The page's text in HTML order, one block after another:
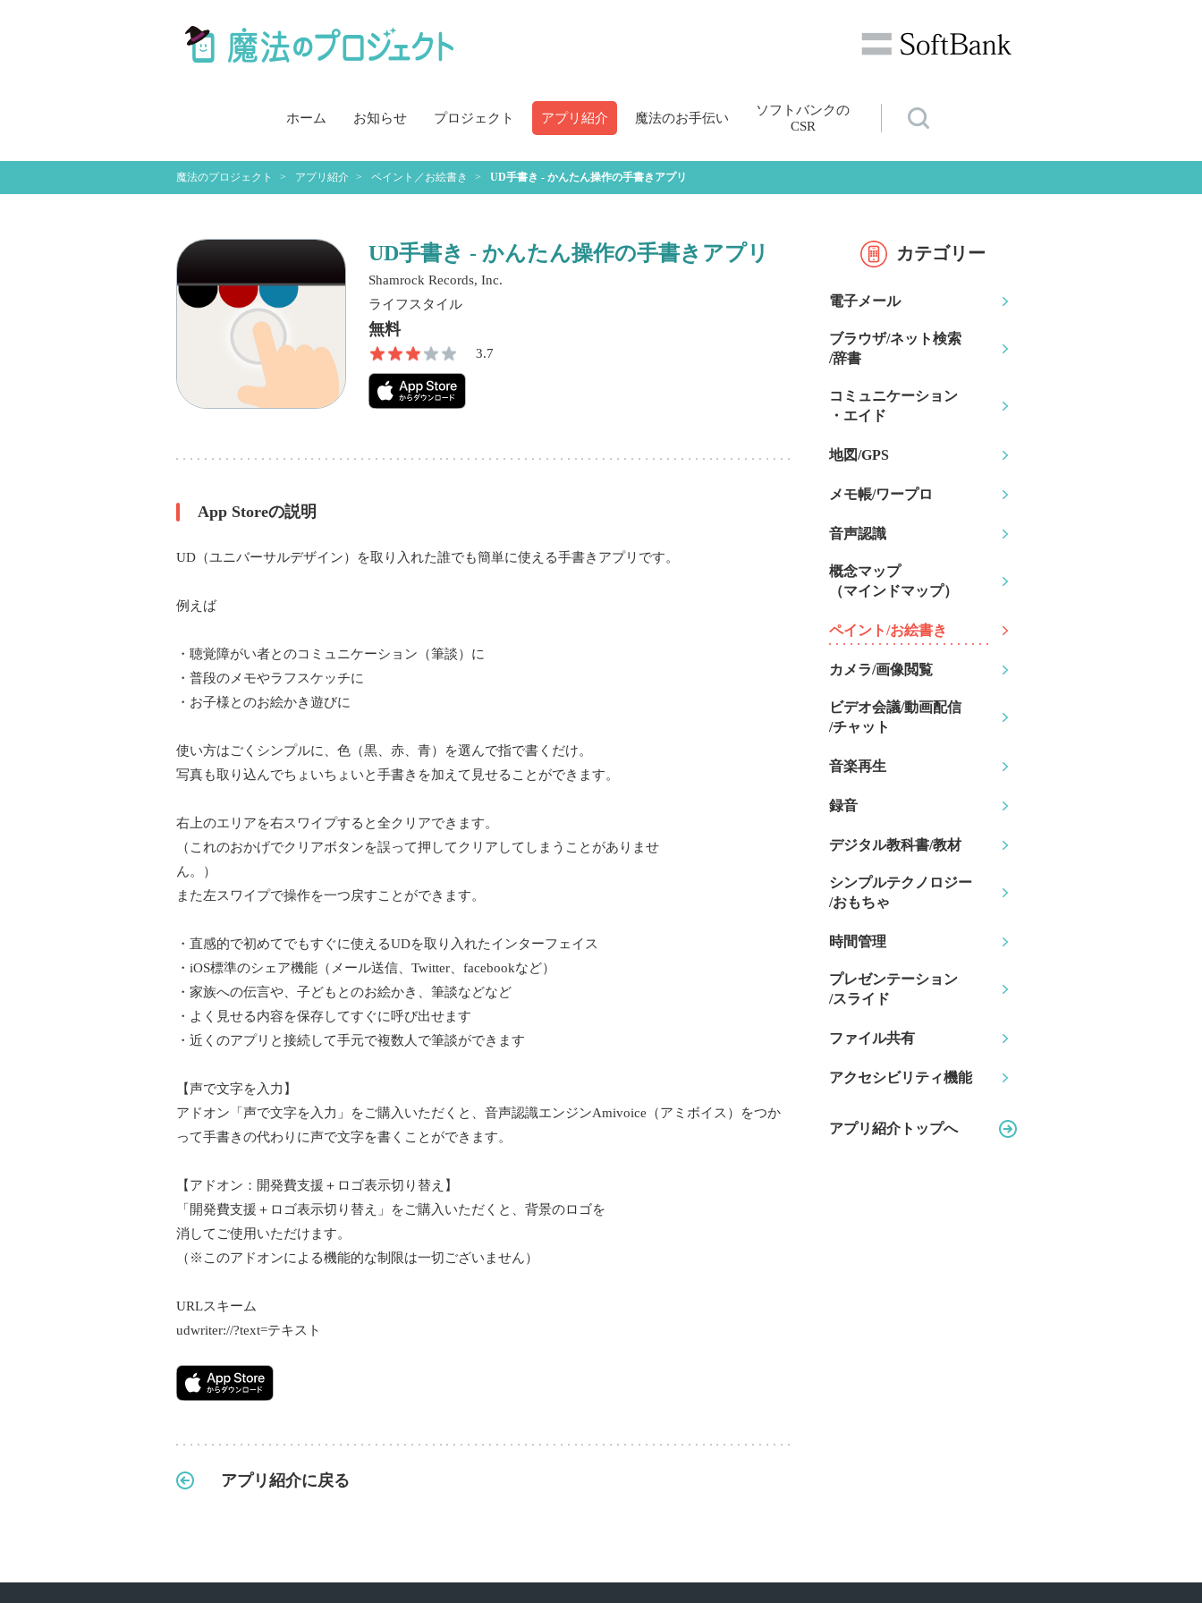
ホーム お知らせ プロジェクト アプリ紹介 魔法のお手伝い
ソフトバンクの
CSR
魔法のプロジェクト アプリ紹介 ペイント／お絵書き UD手書き - かんたん操作の手書きアプリ
UD手書き - かんたん操作の手書きアプリ
Shamrock Records, Inc.
ライフスタイル
無料
3.7
App Storeの説明
UD（ユニバーサルデザイン）を取り入れた誰でも簡単に使える手書きアプリです。
例えば
・聴覚障がい者とのコミュニケーション（筆談）に
・普段のメモやラフスケッチに
・お子様とのお絵かき遊びに
使い方はごくシンプルに、色（黒、赤、青）を選んで指で書くだけ。
写真も取り込んでちょいちょいと手書きを加えて見せることができます。
右上のエリアを右スワイプすると全クリアできます。
（これのおかげでクリアボタンを誤って押してクリアしてしまうことがありませ
ん。）
また左スワイプで操作を一つ戻すことができます。
・直感的で初めてでもすぐに使えるUDを取り入れたインターフェイス
・iOS標準のシェア機能（メール送信、Twitter、facebookなど）
・家族への伝言や、子どもとのお絵かき、筆談などなど
・よく見せる内容を保存してすぐに呼び出せます
・近くのアプリと接続して手元で複数人で筆談ができます
【声で文字を入力】
アドオン「声で文字を入力」をご購入いただくと、音声認識エンジンAmivoice（アミボイス）をつか
って手書きの代わりに声で文字を書くことができます。
【アドオン：開発費支援＋ロゴ表示切り替え】
「開発費支援＋ロゴ表示切り替え」をご購入いただくと、背景のロゴを
消してご使用いただけます。
（※このアドオンによる機能的な制限は一切ございません）
URLスキーム
udwriter://?text=テキスト
アプリ紹介に戻る
カテゴリー
電子メール
ブラウザ/ネット検索
/辞書
コミュニケーション
・エイド
地図/GPS
メモ帳/ワープロ
音声認識
概念マップ
（マインドマップ）
ペイント/お絵書き
カメラ/画像閲覧
ビデオ会議/動画配信
/チャット
音楽再生
録音
デジタル教科書/教材
シンプルテクノロジー
/おもちゃ
時間管理
プレゼンテーション
/スライド
ファイル共有
アクセシビリティ機能
アプリ紹介トップへ